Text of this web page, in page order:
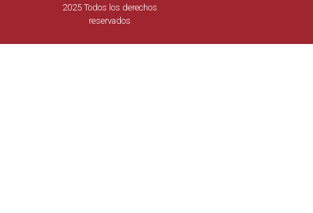
2025 Todos los derechos
reservados